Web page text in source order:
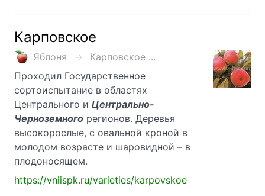
Карповское
Яблоня
Карповское ...
Проходил Государственное
сортоиспытание в областях
Центрального и Центрально-
Черноземного регионов. Деревья
высокорослые, с овальной кроной в
молодом возрасте и шаровидной – в
плодоносящем.
https://vniispk.ru/varieties/karpovskoe